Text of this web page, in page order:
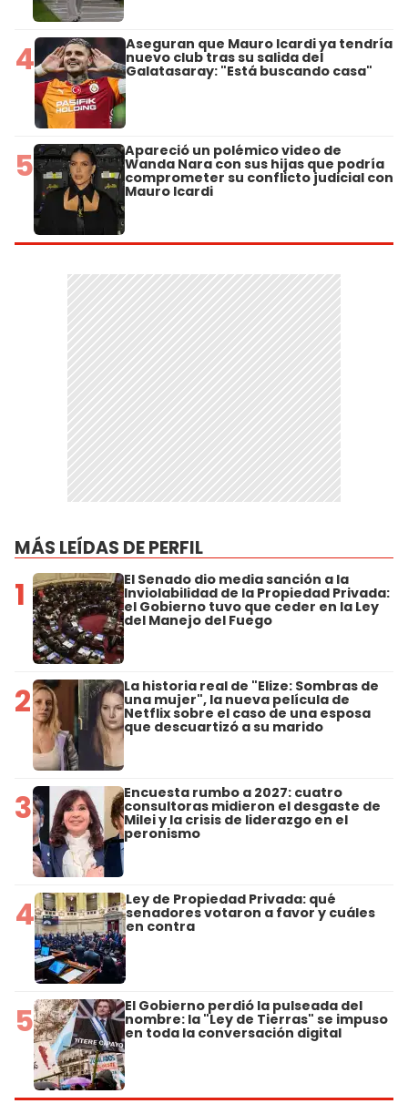
4 Aseguran que Mauro Icardi ya tendría
nuevo club tras su salida del
Galatasaray: "Está buscando casa"
5 Apareció un polémico video de
Wanda Nara con sus hijas que podría
comprometer su conflicto judicial con
Mauro Icardi
MÁS LEÍDAS DE PERFIL
1 El Senado dio media sanción a la
Inviolabilidad de la Propiedad Privada:
el Gobierno tuvo que ceder en la Ley
del Manejo del Fuego
2 La historia real de "Elize: Sombras de
una mujer", la nueva película de
Netflix sobre el caso de una esposa
que descuartizó a su marido
3 Encuesta rumbo a 2027: cuatro
consultoras midieron el desgaste de
Milei y la crisis de liderazgo en el
peronismo
4 Ley de Propiedad Privada: qué
senadores votaron a favor y cuáles
en contra
5 El Gobierno perdió la pulseada del
nombre: la "Ley de Tierras" se impuso
en toda la conversación digital